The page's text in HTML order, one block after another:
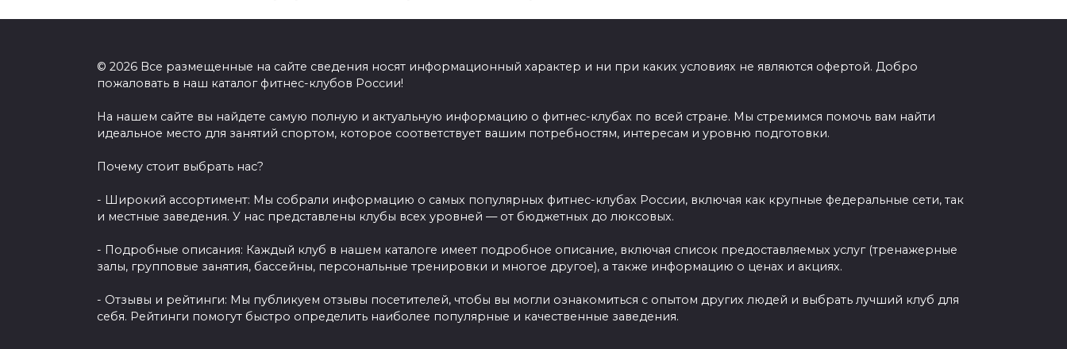
© 2026 Все размещенные на сайте сведения носят информационный характер и ни при каких условиях не являются офертой. Добро
пожаловать в наш каталог фитнес-клубов России!
На нашем сайте вы найдете самую полную и актуальную информацию о фитнес-клубах по всей стране. Мы стремимся помочь вам найти
идеальное место для занятий спортом, которое соответствует вашим потребностям, интересам и уровню подготовки.
Почему стоит выбрать нас?
- Широкий ассортимент: Мы собрали информацию о самых популярных фитнес-клубах России, включая как крупные федеральные сети, так
и местные заведения. У нас представлены клубы всех уровней — от бюджетных до люксовых.
- Подробные описания: Каждый клуб в нашем каталоге имеет подробное описание, включая список предоставляемых услуг (тренажерные
залы, групповые занятия, бассейны, персональные тренировки и многое другое), а также информацию о ценах и акциях.
- Отзывы и рейтинги: Мы публикуем отзывы посетителей, чтобы вы могли ознакомиться с опытом других людей и выбрать лучший клуб для
себя. Рейтинги помогут быстро определить наиболее популярные и качественные заведения.